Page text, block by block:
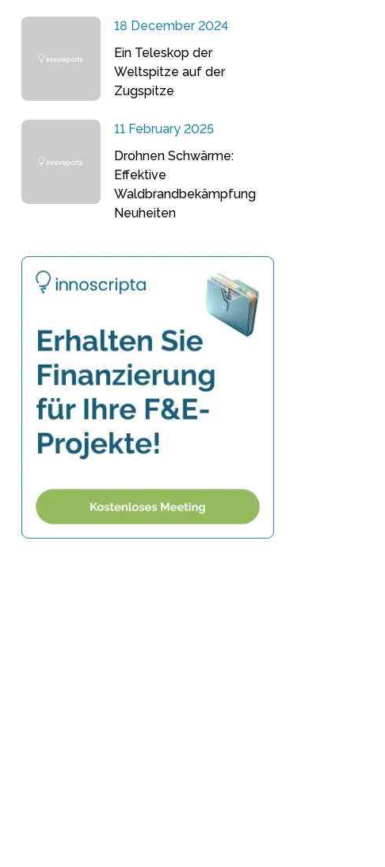
18 December 2024
Ein Teleskop der
Weltspitze auf der
Zugspitze
11 February 2025
Drohnen Schwärme:
Effektive
Waldbrandbekämpfung
Neuheiten